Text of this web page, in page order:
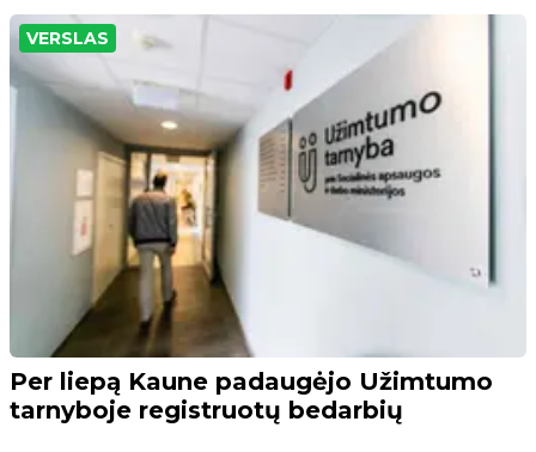
VERSLAS
Per liepą Kaune padaugėjo Užimtumo
tarnyboje registruotų bedarbių